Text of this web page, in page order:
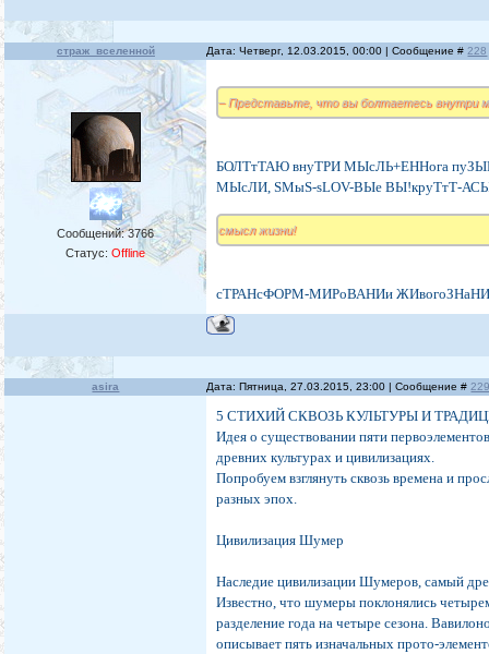
страж_вселенной Дата: Четверг, 12.03.2015, 00:00 | Сообщение #228
Сообщений:3766
Статус:Offline
– Представьте, что вы болтаетесь внутри
БОЛТтТАЮ внуТРИ МЫсЛЬ+ЕННога
МЫсЛИ, SMыS-sLOV-ВЫе ВЫ!круТтТ-
смысл жизни!
сТРАНсФОРМ-МИРоВАНИи
asira Дата: Пятница, 27.03.2015, 23:00 | Сообщение #
5 СТИХИЙ СКВОЗЬ КУЛЬТУРЫ И
Идея о существовании пяти
древних культурах и цивилизациях.
Попробуем взглянуть сквозь времена и
разных эпох.
Цивилизация Шумер
Наследие цивилизации Шумеров, самый
Известно, что шумеры поклонялись
разделение года на четыре сезона.
описывает пять изначальных прото-